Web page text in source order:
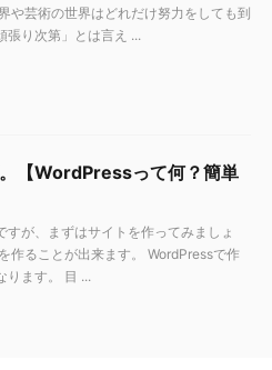
や芸術の世界はどれだけ努力をしても到
張り次第」とは言え ...
【WordPressって何？簡単
が、まずはサイトを作ってみましょ
作ることが出来ます。 WordPressで作
ります。 目 ...